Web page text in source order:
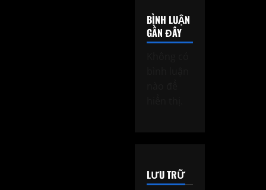
BÌNH LUẬN
GẦN ĐÂY
LƯU TRỮ